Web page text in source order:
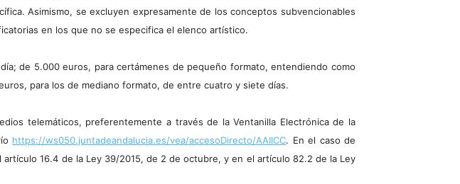
Asimismo, se excluyen expresamente de los conceptos subvencionables
en los que no se especifica el elenco artístico.
de 5.000 euros, para certámenes de pequeño formato, entendiendo como
para los de mediano formato, de entre cuatro y siete días.
telemáticos, preferentemente a través de la Ventanilla Electrónica de la
https://ws050.juntadeandalucia.es/vea/accesoDirecto/AAIICC. En el caso de
16.4 de la Ley 39/2015, de 2 de octubre, y en el artículo 82.2 de la Ley